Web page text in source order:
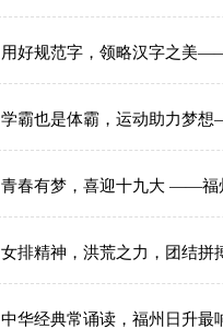
用好规范字，领略汉字之美
学霸也是体霸，运动助力梦
青春有梦，喜迎十九大 ——福
女排精神，洪荒之力，团结
中华经典常诵读，福州日升最